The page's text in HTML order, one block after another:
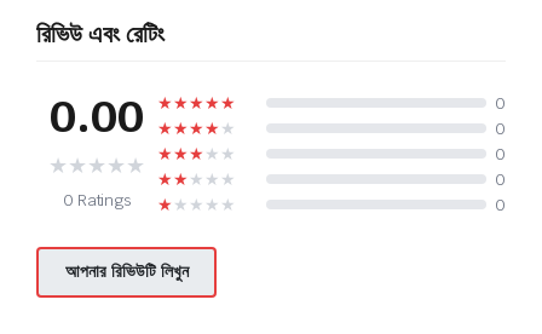
রিভিউ এবং রেটিং
0.00
★★★★★
0 Ratings
★★★★★ 0
★★★★ ★ 0
★★★ ★ ★ 0
★★ ★ ★ ★ 0
★ ★ ★ ★ ★ 0
আপনার রিভিউটি লিখুন